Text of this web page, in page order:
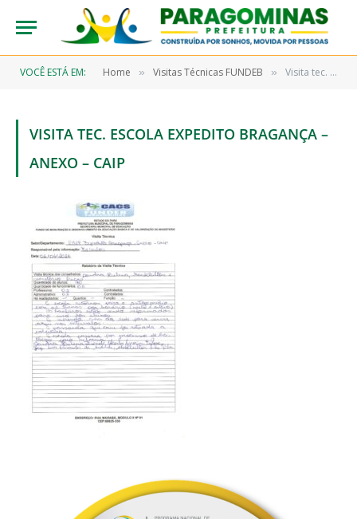
VOCÊ ESTÁ EM: Home » Visitas Técnicas FUNDEB » Visita tec. Escola Expedito Bragança – Anexo – Caip
VISITA TEC. ESCOLA EXPEDITO BRAGANÇA –
ANEXO – CAIP